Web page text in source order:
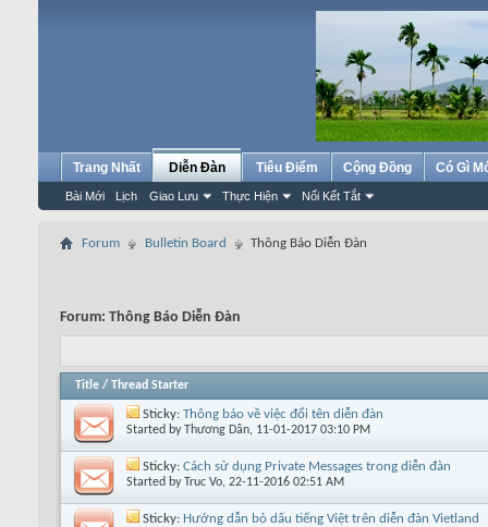
Trang Nhất Diễn Đàn
Bài Mới Lịch Giao Lưu Thực Hiện Nối Kết Tắt
Tiêu Điểm Cộng Đồng Có Gì
Forum Bulletin Board Thông Báo Diễn Đàn
Forum: Thông Báo Diễn Đàn
Title / Thread Starter
Sticky: Thông báo về việc đổi tên diễn đàn
Started byThương Dân, 11-01-2017 03:10 PM
Sticky: Cách sử dụng Private Messages trong diễn đàn
Started byTruc Vo, 22-11-2016 02:51 AM
Sticky: Hướng dẫn bỏ dấu tiếng Việt trên diễn đàn Vietland